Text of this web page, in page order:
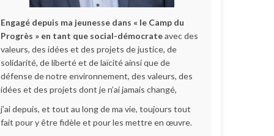
Engagé depuis ma jeunesse dans « le Camp du
Progrès » en tant que social-démocrateavec des
valeurs, des idées et des projets de justice, de
solidarité, de liberté et de laïcité ainsi que de
défense de notre environnement, des valeurs, des
idées et des projets dont je n’ai jamais changé,
j’ai depuis, et tout au long de ma vie, toujours tout
fait pour y être fidèle et pour les mettre en œuvre.